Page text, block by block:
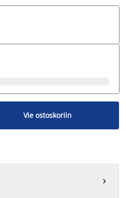
Vie ostoskoriin
